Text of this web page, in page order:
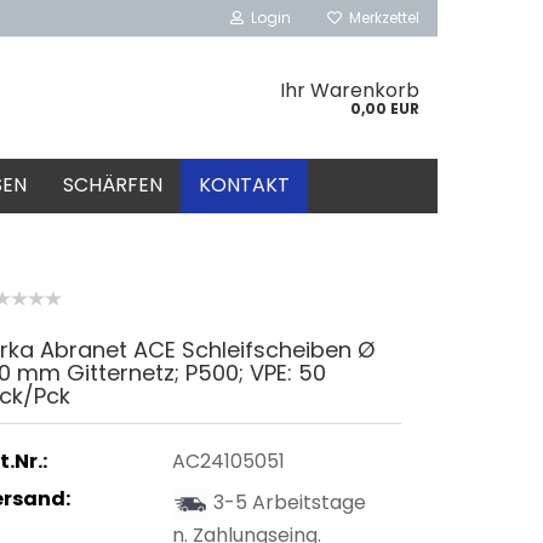
Login Merkzettel
Ihr Warenkorb
0,00 EUR
SCHÄRFEN KONTAKT
Abranet ACE Schleifscheiben Ø
mm Gitternetz; P500; VPE: 50
Pck
AC24105051
3-5 Arbeitstage
n. Zahlungseing.